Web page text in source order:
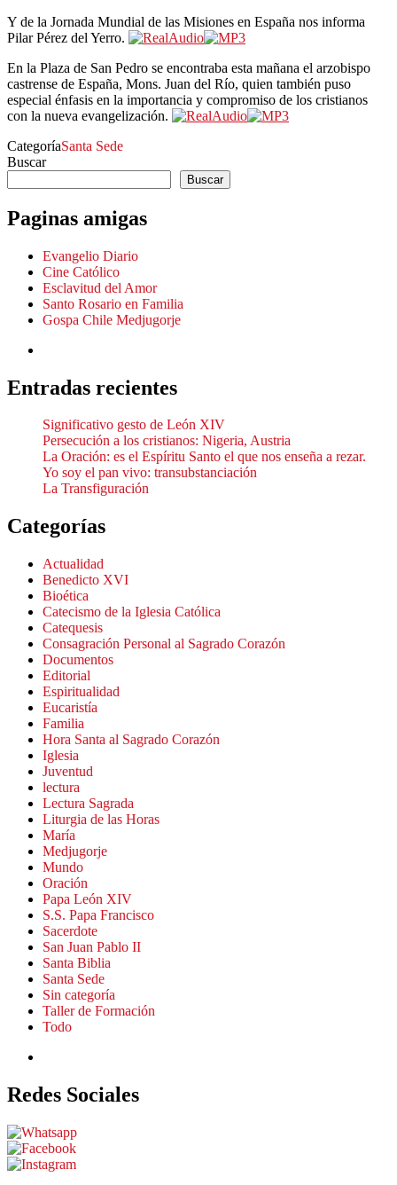
Y de la Jornada Mundial de las Misiones en España nos informa
Pilar Pérez del Yerro.
En la Plaza de San Pedro se encontraba esta mañana el arzobispo
castrense de España, Mons. Juan del Río, quien también puso
especial énfasis en la importancia y compromiso de los cristianos
con la nueva evangelización.
CategoríaSanta Sede
Buscar
Buscar
Paginas amigas
Evangelio Diario
Cine Católico
Esclavitud del Amor
Santo Rosario en Familia
Gospa Chile Medjugorje
Entradas recientes
Significativo gesto de León XIV
Persecución a los cristianos: Nigeria, Austria
La Oración: es el Espíritu Santo el que nos enseña a rezar.
Yo soy el pan vivo: transubstanciación
La Transfiguración
Categorías
Actualidad
Benedicto XVI
Bioética
Catecismo de la Iglesia Católica
Catequesis
Consagración Personal al Sagrado Corazón
Documentos
Editorial
Espiritualidad
Eucaristía
Familia
Hora Santa al Sagrado Corazón
Iglesia
Juventud
lectura
Lectura Sagrada
Liturgia de las Horas
María
Medjugorje
Mundo
Oración
Papa León XIV
S.S. Papa Francisco
Sacerdote
San Juan Pablo II
Santa Biblia
Santa Sede
Sin categoría
Taller de Formación
Todo
Redes Sociales